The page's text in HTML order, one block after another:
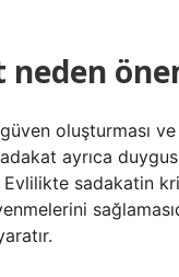
oluşturması
ayrıca
sadakatin